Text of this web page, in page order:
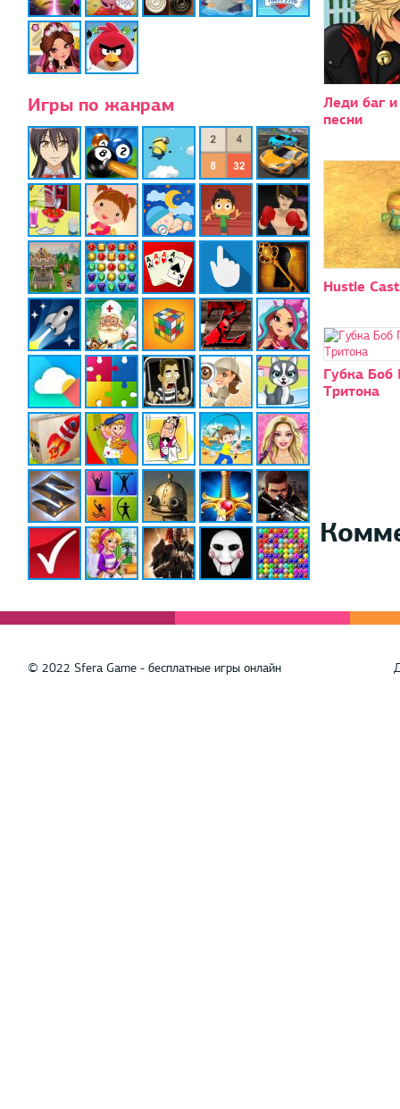
Игры по жанрам
Леди баг
песни
Hustle
Губка Боб
Тритона
© 2022 Sfera Game - бесплатные игры онлайн